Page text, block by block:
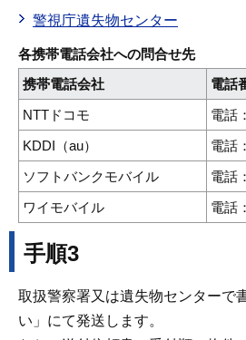
警視庁遺失物センター
各携帯電話会社への問合せ先
携帯電話会社
電話
NTTドコモ
電話
KDDI（au）
電話
ソフトバンクモバイル
電話
ワイモバイル
電話
手順3
取扱警察署又は遺失物センターで
い」にて発送します。